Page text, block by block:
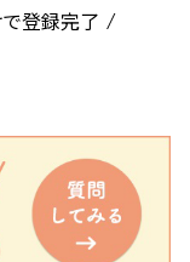
で登録完了